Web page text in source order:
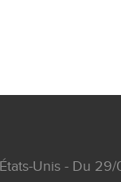
Unis - Du